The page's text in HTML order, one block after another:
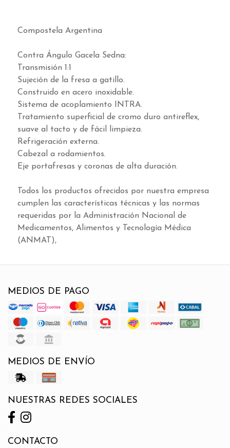
Compostela Argentina
Contra Ángulo Gacela Sedna:
Transmisión 1:1
Sujeción de la fresa a gatillo.
Construido en acero inoxidable.
Sistema de acoplamiento INTRA.
Tratamiento superficial de cromo duro antireflex,
suave al tacto y de fácil limpieza.
Refrigeración externa.
Cabezal a rodamientos.
Eje portafresas y coronas de alta duración.
Todos los productos ofrecidos por nuestra empresa
cumplen las características técnicas y las normas
requeridas por la Administración Nacional de
Medicamentos, Alimentos y Tecnología Médica
(ANMAT),
MEDIOS DE PAGO
MEDIOS DE ENVÍO
NUESTRAS REDES SOCIALES
CONTACTO